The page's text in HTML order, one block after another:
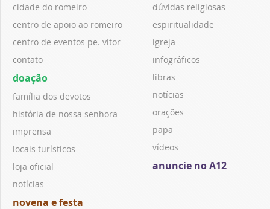
cidade do romeiro
centro de apoio ao romeiro
centro de eventos pe. vitor
contato
doação
família dos devotos
história de nossa senhora
imprensa
locais turísticos
loja oficial
notícias
novena e festa
dúvidas religiosas
espiritualidade
igreja
infográficos
libras
notícias
orações
papa
vídeos
anuncie no A12